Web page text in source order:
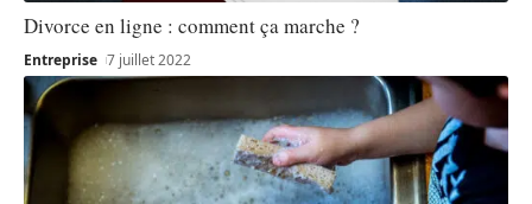
Divorce en ligne : comment ça marche ?
Entreprise 7 juillet 2022